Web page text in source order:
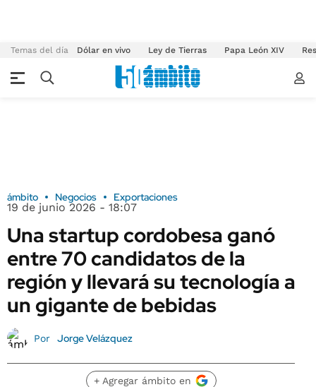
Temas del día Dólar en vivo Ley de Tierras Papa León XIV
ámbito Negocios Exportaciones
19 de junio 2026 - 18:07
Una startup cordobesa ganó
entre 70 candidatos de la
región y llevará su tecnología a
un gigante de bebidas
Por Jorge Velázquez
+ Agregar ámbito en